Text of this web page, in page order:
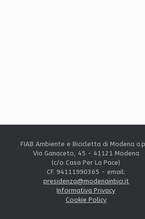
FIAB Ambiente e Bicicletta di Modena
Via Ganaceto, 45 - 41121 Modena
(c/o Casa Per La Pace)
CF. 94111990365 - email:
presidenza@modenainbici.it
Informativa Privacy
Cookie Policy